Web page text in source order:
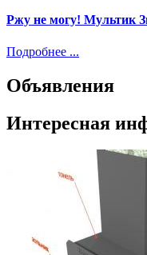
Ржу не могу! Мультик
Подробнее ...
Объявления
Интересная